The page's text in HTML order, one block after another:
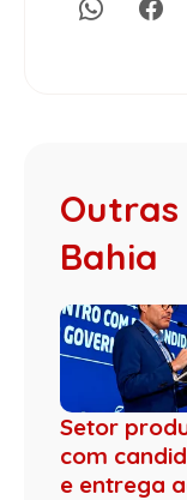
Bahia
Setor
com
e entrega